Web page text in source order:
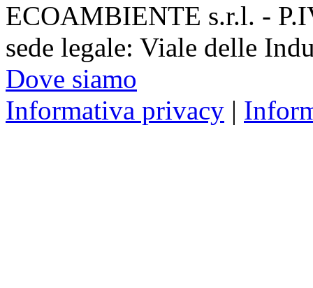
ECOAMBIENTE s.r.l. -
sede legale: Viale delle
Dove siamo
Informativa privacy |